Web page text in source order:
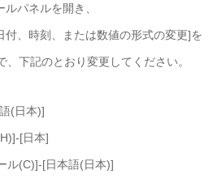
パネルを開き、
、時刻、または数値の形式の変更]を
下記のとおり変更してください。
(日本)]
[日本]
(C)]-[日本語(日本)]